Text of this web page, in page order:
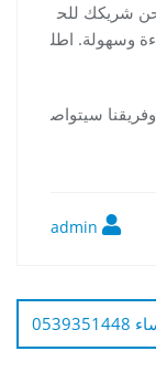
شريكك للح
وسهولة. اطل
وفريقنا سيتواص